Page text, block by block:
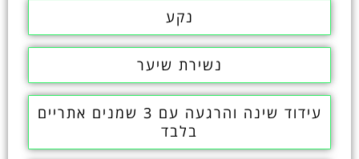
נקע
נשירת שיער
עידוד שינה והרגעה עם 3 שמנים אתריים
בלבד